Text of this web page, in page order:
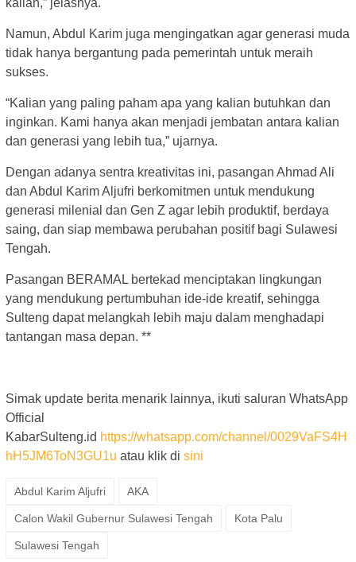
Namun, Abdul Karim juga mengingatkan agar generasi muda
tidak hanya bergantung pada pemerintah untuk meraih
sukses.
“Kalian yang paling paham apa yang kalian butuhkan dan
inginkan. Kami hanya akan menjadi jembatan antara kalian
dan generasi yang lebih tua,” ujarnya.
Dengan adanya sentra kreativitas ini, pasangan Ahmad Ali
dan Abdul Karim Aljufri berkomitmen untuk mendukung
generasi milenial dan Gen Z agar lebih produktif, berdaya
saing, dan siap membawa perubahan positif bagi Sulawesi
Tengah.
Pasangan BERAMAL bertekad menciptakan lingkungan
yang mendukung pertumbuhan ide-ide kreatif, sehingga
Sulteng dapat melangkah lebih maju dalam menghadapi
tantangan masa depan. **
Simak update berita menarik lainnya, ikuti saluran WhatsApp
Official
KabarSulteng.id https://whatsapp.com/channel/0029VaFS4H
hH5JM6ToN3GU1u atau klik di sini
Abdul Karim Aljufri AKA
Calon Wakil Gubernur Sulawesi Tengah Kota Palu
Sulawesi Tengah